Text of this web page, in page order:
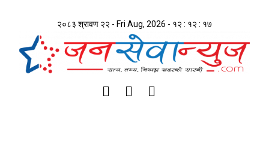
२०८३ श्रावण २२ - Fri Aug, 2026 - १२ : १२ : १७